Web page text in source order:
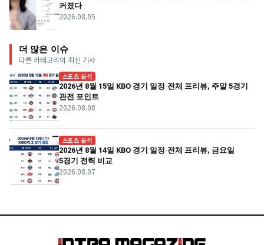
커졌다
2026.08.05
더 많은 이슈
다른 카테고리의 최신 기사
스포츠 분석
2026년 8월 15일 KBO 경기 일정·전체 프리뷰, 주말 5경기
관전 포인트
2026.08.08
스포츠 분석
2026년 8월 14일 KBO 경기 일정·전체 프리뷰, 금요일
5경기 전력 비교
2026.08.07